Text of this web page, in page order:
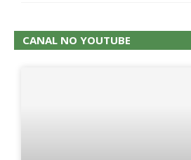
CANAL NO YOUTUBE